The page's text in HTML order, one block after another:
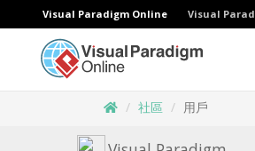
Visual Paradigm Online Visual
社區 用戶